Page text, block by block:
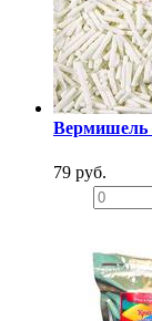
Вермишель
79 руб.